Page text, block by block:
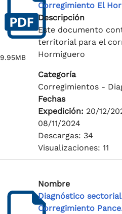
9.95MB
Corregimiento El
Descripción
Este documento
territorial para el
Hormiguero
Categoría
Corregimientos -
Fechas
Expedición: 20/12/
08/11/2024
Descargas: 34
Visualizaciones: 11
Nombre
Diagnóstico
Corregimiento